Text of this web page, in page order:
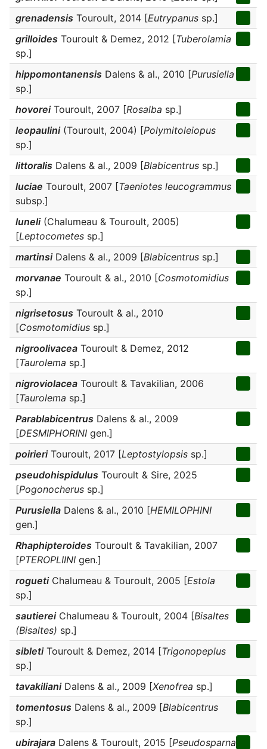
grenadensis Touroult, 2014 [Eutrypanus sp.]
grilloides Touroult & Demez, 2012 [Tuberolamia
sp.]
hippomontanensis Dalens & al., 2010 [Purusiella
sp.]
hovoreiTouroult, 2007 [Rosalba sp.]
leopaulini(Touroult, 2004) [Polymitoleiopus
sp.]
littoralis Dalens & al., 2009 [Blabicentrus sp.]
luciae Touroult, 2007 [Taeniotes leucogrammus
subsp.]
luneli(Chalumeau & Touroult, 2005)
[Leptocometes sp.]
martinsiDalens & al., 2009 [Blabicentrus sp.]
morvanae Touroult & al., 2010 [Cosmotomidius
sp.]
nigrisetosus Touroult & al., 2010
[Cosmotomidius sp.]
nigroolivacea Touroult & Demez, 2012
[Taurolema sp.]
nigroviolacea Touroult & Tavakilian, 2006
[Taurolema sp.]
Parablabicentrus Dalens & al., 2009
[DESMIPHORINI gen.]
poirieriTouroult, 2017 [Leptostylopsis sp.]
pseudohispidulus Touroult & Sire, 2025
[Pogonocherus sp.]
Purusiella Dalens & al., 2010 [HEMILOPHINI
gen.]
Rhaphipteroides Touroult & Tavakilian, 2007
[PTEROPLIINI gen.]
roguetiChalumeau & Touroult, 2005 [Estola
sp.]
sautiereiChalumeau & Touroult, 2004 [Bisaltes
(Bisaltes) sp.]
sibletiTouroult & Demez, 2014 [Trigonopeplus
sp.]
tavakilianiDalens & al., 2009 [Xenofrea sp.]
tomentosus Dalens & al., 2009 [Blabicentrus
sp.]
ubirajara Dalens & Touroult, 2015 [Pseudosparna